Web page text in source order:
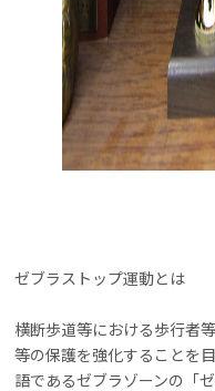
ゼブラストップ運動とは
横断歩道等における歩行者
等の保護を強化することを
語であるゼブラゾーンの「